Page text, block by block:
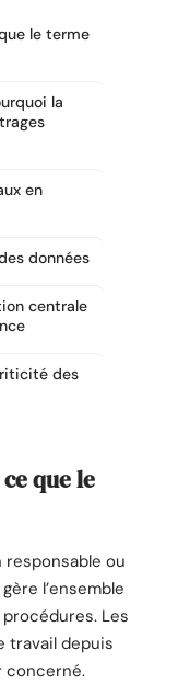
le terme
la
en
données
centrale
des
que le
responsable ou
l’ensemble
Les
travail depuis
concerné.